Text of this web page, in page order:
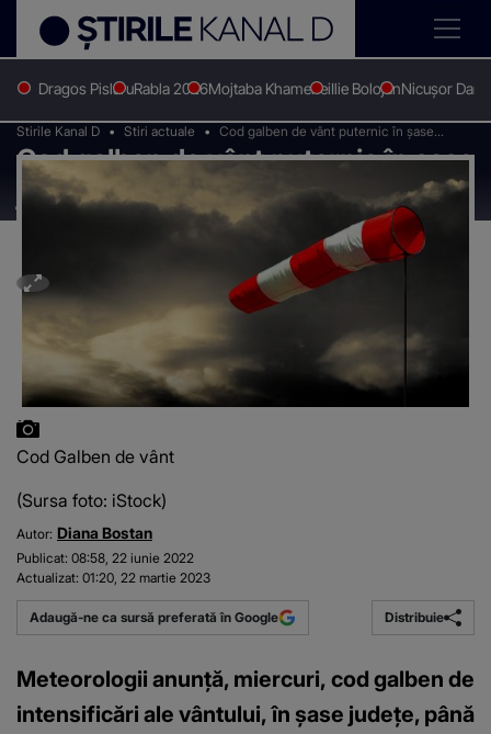
Dragos PislaruRabla 2026Mojtaba KhameneiIlie BolojanNicușor Dan
Stirile Kanal D Stiri actuale
Cod galben de vânt puternic în şase
judeţe, până miercuri seară
Cod galben de vânt puternic în şase
judeţe, până miercuri seară
Cod Galben de vânt
(Sursa foto: iStock)
Autor: Diana Bostan
Publicat: 08:58, 22 iunie 2022
Actualizat: 01:20, 22 martie 2023
Adaugă-ne ca sursă preferată în Google Distribuie
Meteorologii anunţă, miercuri, cod galben de
intensificări ale vântului, în şase judeţe, până